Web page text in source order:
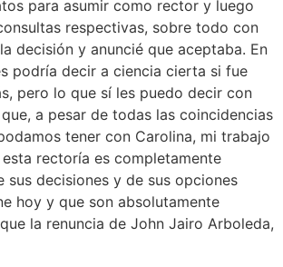
para asumir como rector y luego
respectivas, sobre todo con
decisión y anuncié que aceptaba. En
podría decir a ciencia cierta si fue
pero lo que sí les puedo decir con
a pesar de todas las coincidencias
tener con Carolina, mi trabajo
rectoría es completamente
sus decisiones y de sus opciones
hoy y que son absolutamente
la renuncia de John Jairo Arboleda,